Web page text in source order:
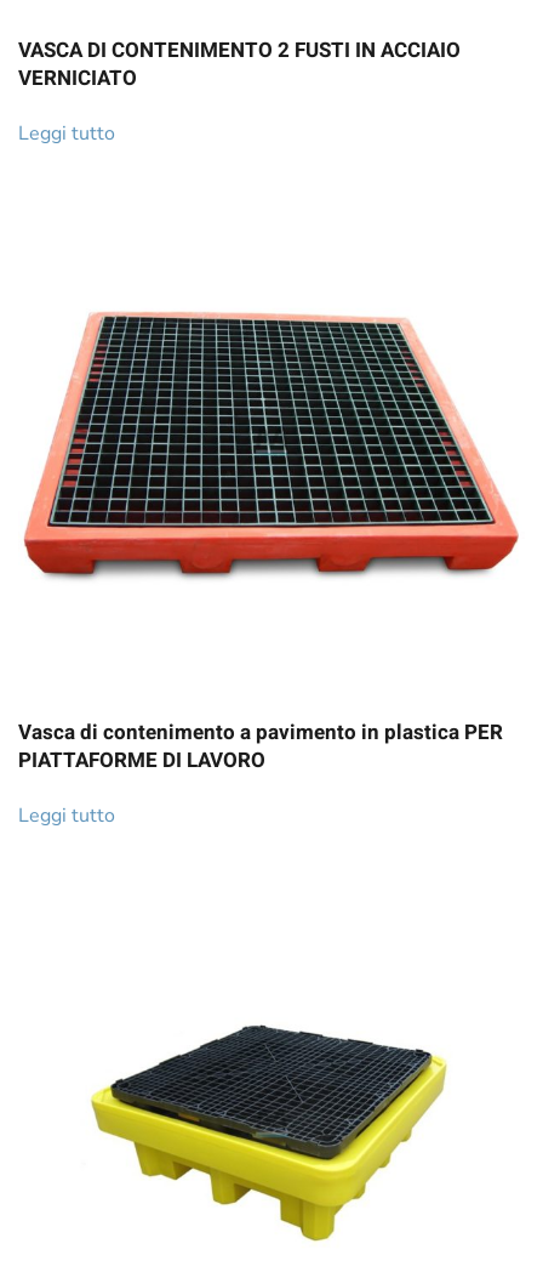
VASCA DI CONTENIMENTO 2 FUSTI IN ACCIAIO
VERNICIATO
Leggi tutto
Vasca di contenimento a pavimento in plastica PER
PIATTAFORME DI LAVORO
Leggi tutto